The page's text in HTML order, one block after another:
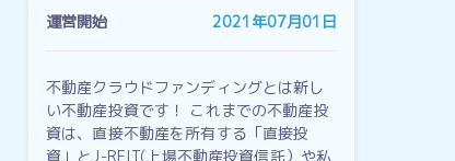
運営開始 2021年07月01日
不動産クラウドファンディングとは新し
い不動産投資です！ これまでの不動産投
資は、直接不動産を所有する「直接投
資」とJ-REIT(上場不動産投資信託）や私